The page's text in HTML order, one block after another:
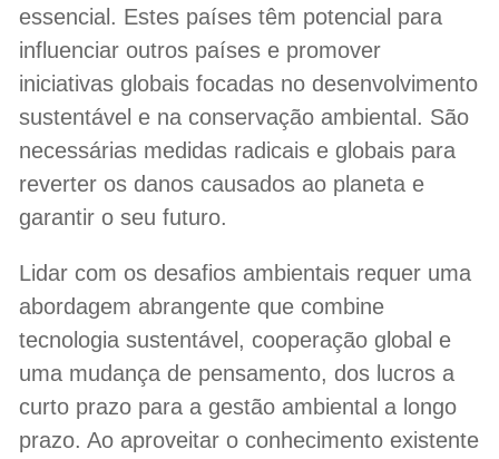
essencial. Estes países têm potencial para
influenciar outros países e promover
iniciativas globais focadas no desenvolvimento
sustentável e na conservação ambiental. São
necessárias medidas radicais e globais para
reverter os danos causados ao planeta e
garantir o seu futuro.
Lidar com os desafios ambientais requer uma
abordagem abrangente que combine
tecnologia sustentável, cooperação global e
uma mudança de pensamento, dos lucros a
curto prazo para a gestão ambiental a longo
prazo. Ao aproveitar o conhecimento existente